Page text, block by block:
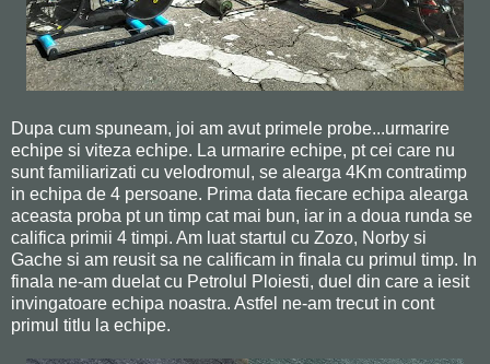
Dupa cum spuneam, joi am avut primele probe...urmarire
echipe si viteza echipe. La urmarire echipe, pt cei care nu
sunt familiarizati cu velodromul, se alearga 4Km contratimp
in echipa de 4 persoane. Prima data fiecare echipa alearga
aceasta proba pt un timp cat mai bun, iar in a doua runda se
califica primii 4 timpi. Am luat startul cu Zozo, Norby si
Gache si am reusit sa ne calificam in finala cu primul timp. In
finala ne-am duelat cu Petrolul Ploiesti, duel din care a iesit
invingatoare echipa noastra. Astfel ne-am trecut in cont
primul titlu la echipe.